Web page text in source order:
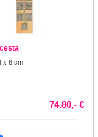
x 8 cm
74.80,- €